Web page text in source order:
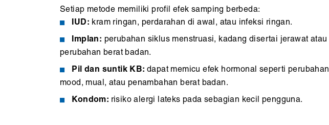
Setiap metode memiliki profil efek samping berbeda:
IUD: kram ringan, perdarahan di awal, atau infeksi ringan.
Implan: perubahan siklus menstruasi, kadang disertai jerawat atau
perubahan berat badan.
Pil dan suntik KB:dapat memicu efek hormonal seperti perubahan
mood, mual, atau penambahan berat badan.
Kondom: risiko alergi lateks pada sebagian kecil pengguna.